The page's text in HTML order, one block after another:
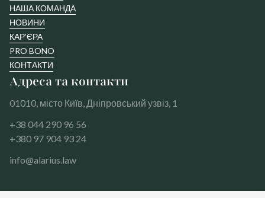
НАША КОМАНДА
НОВИНИ
КАР’ЄРА
PRO BONO
КОНТАКТИ
Адреса та контакти
01010, місто Київ, Дніпровський узвіз, 1
+38 044 290 96 56
+380 97 904 93 24
info@alarius.law